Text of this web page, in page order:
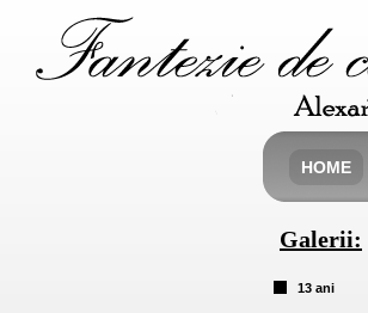
HOME
Galerii:
13 ani